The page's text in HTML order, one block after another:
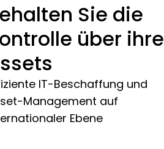
Sie die
über ihre
IT-Beschaffung und
Management auf
Ebene